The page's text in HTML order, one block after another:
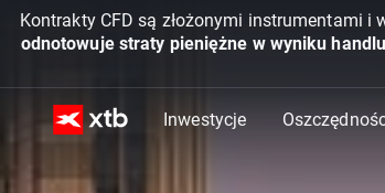
Kontrakty CFD są złożonymi instrumentami
odnotowuje straty pieniężne w wyniku
Inwestycje